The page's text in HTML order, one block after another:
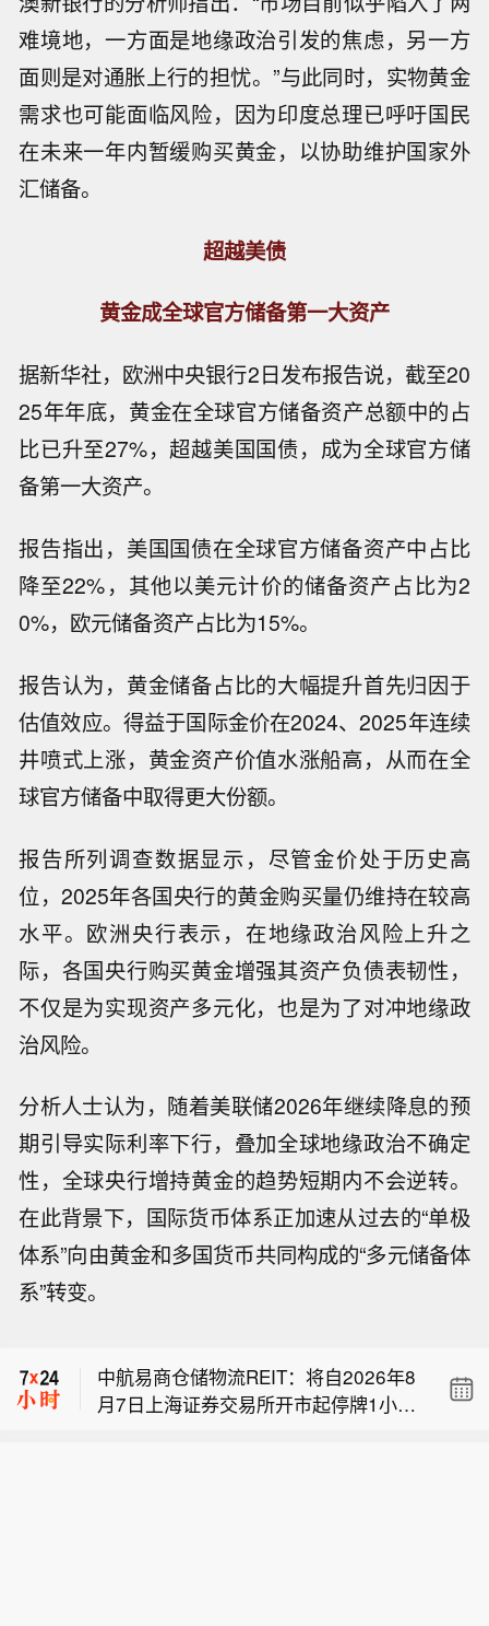
难境地，一方面是地缘政治引发的焦虑，另一方
面则是对通胀上行的担忧。”与此同时，实物黄金
需求也可能面临风险，因为印度总理已呼吁国民
在未来一年内暂缓购买黄金，以协助维护国家外
汇储备。
超越美债
黄金成全球官方储备第一大资产
据新华社，欧洲中央银行2日发布报告说，截至20
25年年底，黄金在全球官方储备资产总额中的占
比已升至27%，超越美国国债，成为全球官方储
备第一大资产。
报告指出，美国国债在全球官方储备资产中占比
降至22%，其他以美元计价的储备资产占比为2
0%，欧元储备资产占比为15%。
报告认为，黄金储备占比的大幅提升首先归因于
估值效应。得益于国际金价在2024、2025年连续
井喷式上涨，黄金资产价值水涨船高，从而在全
球官方储备中取得更大份额。
报告所列调查数据显示，尽管金价处于历史高
位，2025年各国央行的黄金购买量仍维持在较高
水平。欧洲央行表示，在地缘政治风险上升之
际，各国央行购买黄金增强其资产负债表韧性，
不仅是为实现资产多元化，也是为了对冲地缘政
治风险。
分析人士认为，随着美联储2026年继续降息的预
期引导实际利率下行，叠加全球地缘政治不确定
性，全球央行增持黄金的趋势短期内不会逆转。
在此背景下，国际货币体系正加速从过去的“单极
体系”向由黄金和多国货币共同构成的“多元储备体
系”转变。
【软通华方与知链科技达成战略合作】
仪式。双方将联合打造工管结合、软硬
一体的高校教育整体方案，共同培育商
基金的联系。
中航易商仓储物流REIT：将自2026年8
月7日上海证券交易所开市起停牌1小